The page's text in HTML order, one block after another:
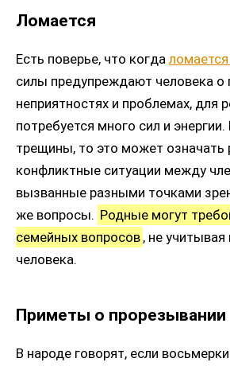
Ломается
Есть поверье, что когда ломается
силы предупреждают человека о
неприятностях и проблемах, для
потребуется много сил и
трещины, то это может означать
конфликтные ситуации между
вызванные разными точками
же вопросы. Родные могут
семейных вопросов , не
человека.
Приметы о прорезывании
В народе говорят, если